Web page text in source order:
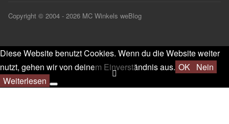
Copyright © 2004 - 2026 MC Winkels weBlog
Diese Website benutzt Cookies. Wenn du die Website weiter
nutzt, gehen wir von deinem Einverständnis aus. OK Nein
Weiterlesen